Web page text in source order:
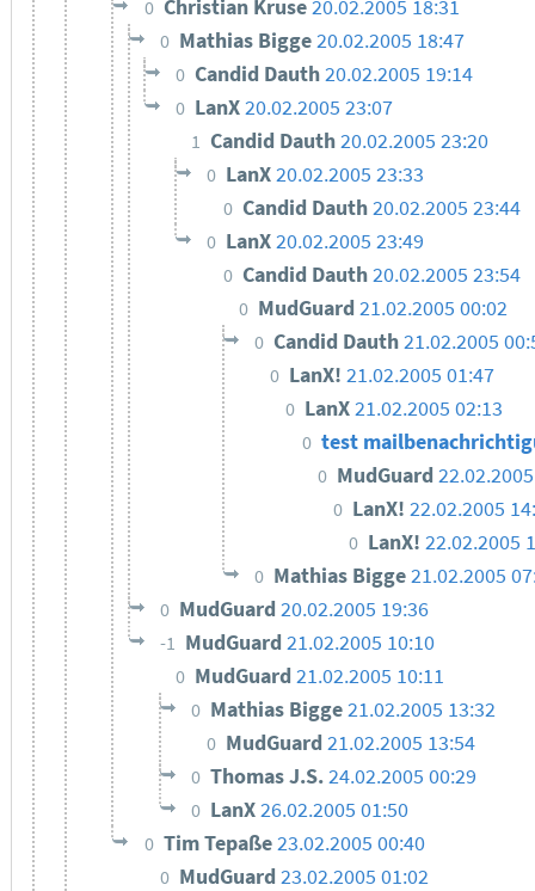
0 Christian Kruse20.02.2005 18:31
0 Mathias Bigge20.02.2005 18:47
0 Candid Dauth20.02.2005 19:14
0 LanX20.02.2005 23:07
1 Candid Dauth20.02.2005 23:20
0 LanX20.02.2005 23:33
0 Candid Dauth20.02.2005 23:44
0 LanX20.02.2005 23:49
0 Candid Dauth20.02.2005 23:54
0 MudGuard 21.02.2005 00:02
0 Candid Dauth21.02.2005
0 LanX!21.02.2005 01:47
0 LanX21.02.2005 02:13
0 test
0 MudGuard
0 LanX! 22.02.2005
0 LanX!22.02.2005
0 Mathias Bigge21.02.2005
0 MudGuard 20.02.2005 19:36
-1 MudGuard 21.02.2005 10:10
0 MudGuard 21.02.2005 10:11
0 Mathias Bigge21.02.2005 13:32
0 MudGuard21.02.2005 13:54
0 Thomas J.S.24.02.2005 00:29
0 LanX26.02.2005 01:50
0 Tim Tepaße23.02.2005 00:40
0 MudGuard 23.02.2005 01:02